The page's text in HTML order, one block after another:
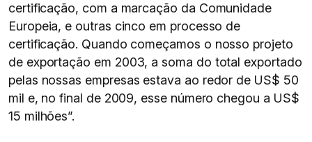
certificação, com a marcação da Comunidade
Europeia, e outras cinco em processo de
certificação. Quando começamos o nosso projeto
de exportação em 2003, a soma do total exportado
pelas nossas empresas estava ao redor de US$ 50
mil e, no final de 2009, esse número chegou a US$
15 milhões”.